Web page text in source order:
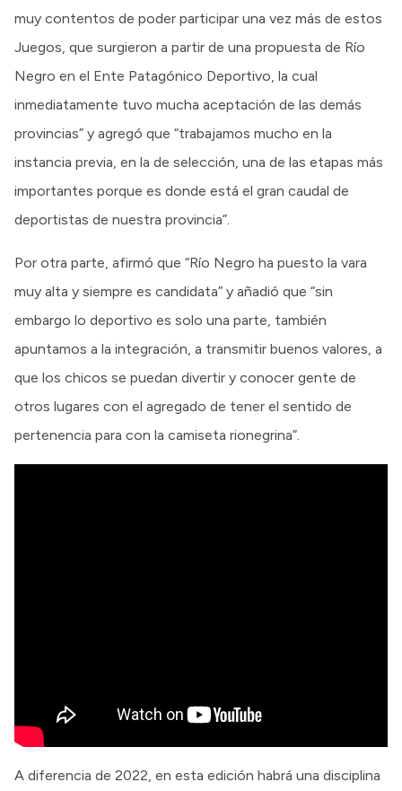
muy contentos de poder participar una vez más de estos
Juegos, que surgieron a partir de una propuesta de Río
Negro en el Ente Patagónico Deportivo, la cual
inmediatamente tuvo mucha aceptación de las demás
provincias” y agregó que “trabajamos mucho en la
instancia previa, en la de selección, una de las etapas más
importantes porque es donde está el gran caudal de
deportistas de nuestra provincia”.
Por otra parte, afirmó que “Río Negro ha puesto la vara
muy alta y siempre es candidata” y añadió que “sin
embargo lo deportivo es solo una parte, también
apuntamos a la integración, a transmitir buenos valores, a
que los chicos se puedan divertir y conocer gente de
otros lugares con el agregado de tener el sentido de
pertenencia para con la camiseta rionegrina”.
A diferencia de 2022, en esta edición habrá una disciplina